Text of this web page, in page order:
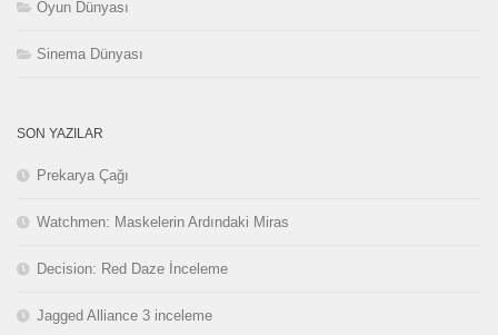
Oyun Dünyası
Sinema Dünyası
SON YAZILAR
Prekarya Çağı
Watchmen: Maskelerin Ardındaki Miras
Decision: Red Daze İnceleme
Jagged Alliance 3 inceleme